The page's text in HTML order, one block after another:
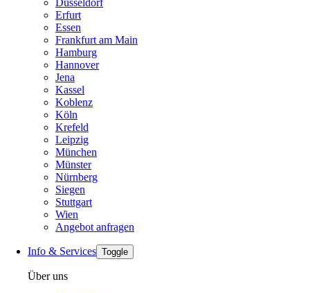
Düsseldorf
Erfurt
Essen
Frankfurt am Main
Hamburg
Hannover
Jena
Kassel
Koblenz
Köln
Krefeld
Leipzig
München
Münster
Nürnberg
Siegen
Stuttgart
Wien
Angebot anfragen
Info & Services Toggle
Über uns